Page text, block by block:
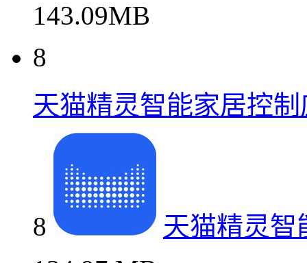
143.09MB
8
天猫精灵智能家居控
8
天猫精灵智